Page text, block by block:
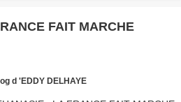
FAIT MARCHE
d 'EDDY DELHAYE